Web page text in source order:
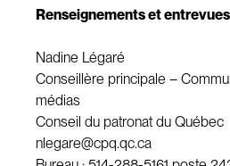
Renseignements et
Nadine Légaré
Conseillère principale –
médias
Conseil du patronat du Québec
nlegare@cpq.qc.ca